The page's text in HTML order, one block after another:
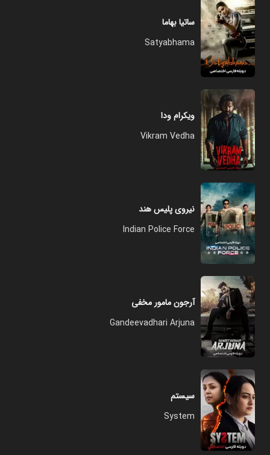
ساتیا بهاما
Satyabhama
ویکرام ودا
Vikram Vedha
نیروی پلیس هند
Indian Police Force
آرجون مامور مخفی
Gandeevadhari Arjuna
سیستم
System